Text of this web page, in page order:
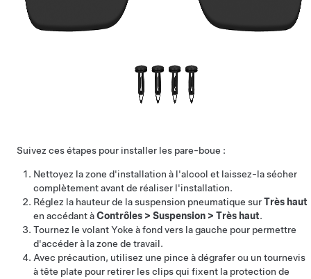
Suivez ces étapes pour installer les pare-boue :
Nettoyez la zone d'installation à l'alcool et laissez-la sécher
complètement avant de réaliser l'installation.
Réglez la hauteur de la suspension pneumatique surTrès haut
en accédant àContrôles > Suspension > Très haut.
Tournez le volant Yoke à fond vers la gauche pour permettre
d'accéder à la zone de travail.
Avec précaution, utilisez une pince à dégrafer ou un tournevis
à tête plate pour retirer les clips qui fixent la protection de